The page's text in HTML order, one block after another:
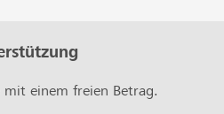
einem freien Betrag.